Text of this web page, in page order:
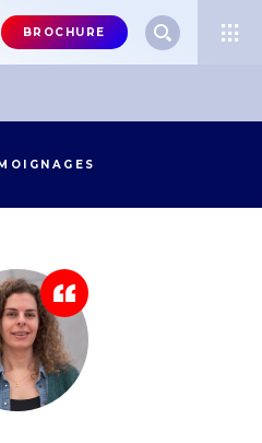
Menu
header-
BROCHURE
sociale et solidaire